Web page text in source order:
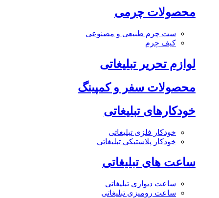
محصولات چرمی
ست چرم طبیعی و مصنوعی
کیف چرم
لوازم تحریر تبلیغاتی
محصولات سفر و کمپینگ
خودکارهای تبلیغاتی
خودکار فلزی تبلیغاتی
خودکار پلاستیکی تبلیغاتی
ساعت های تبلیغاتی
ساعت دیواری تبلیغاتی
ساعت رومیزی تبلیغاتی